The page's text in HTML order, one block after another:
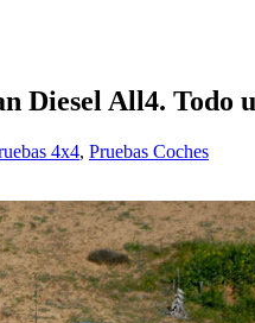
Diesel All4. Todo
4x4, Pruebas Coches